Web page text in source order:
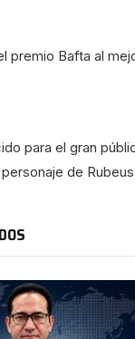
premio Bafta al
para el gran
de